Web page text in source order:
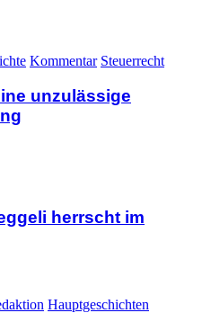
Kommentar Steuerrecht
unzulässige
herrscht im
Hauptgeschichten